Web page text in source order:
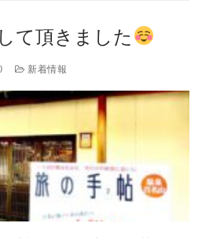
て頂きました
新着情報